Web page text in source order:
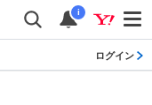
i
ログイン